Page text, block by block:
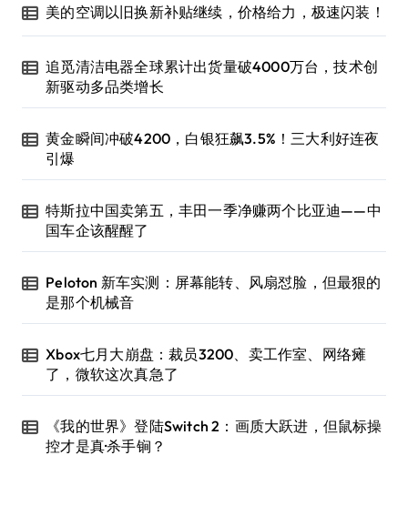
美的空调以旧换新补贴继续，价格给力，极速闪装！
追觅清洁电器全球累计出货量破4000万台，技术创
新驱动多品类增长
黄金瞬间冲破4200，白银狂飙3.5%！三大利好连夜
引爆
特斯拉中国卖第五，丰田一季净赚两个比亚迪——中
国车企该醒醒了
Peloton 新车实测：屏幕能转、风扇怼脸，但最狠的
是那个机械音
Xbox七月大崩盘：裁员3200、卖工作室、网络瘫
了，微软这次真急了
《我的世界》登陆Switch 2：画质大跃进，但鼠标操
控才是真·杀手锏？